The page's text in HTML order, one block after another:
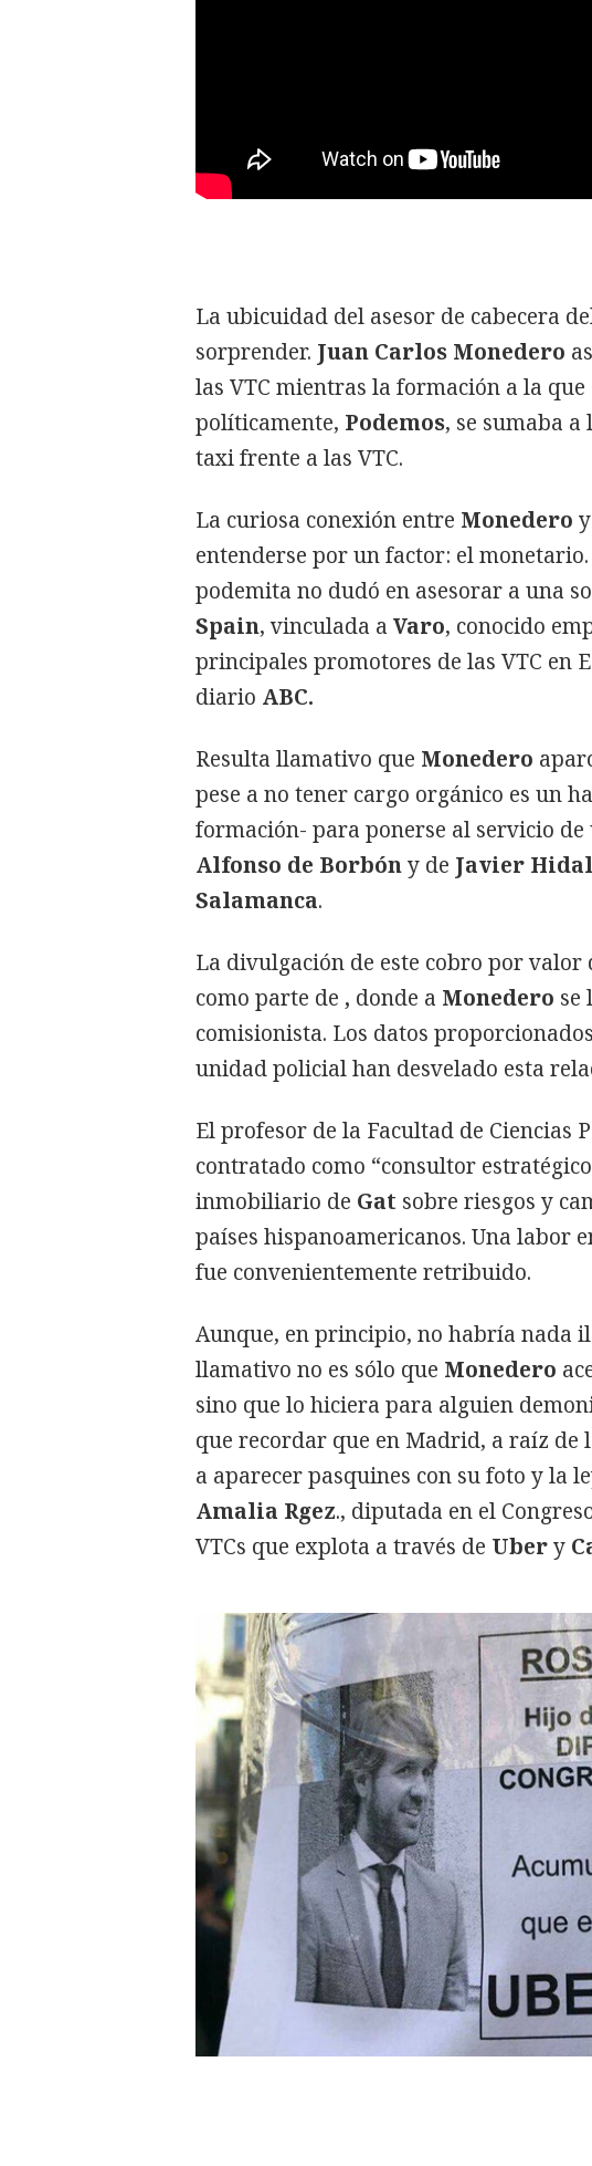
La ubicuidad del asesor de cabecera
sorprender. Juan Carlos Monedero
las VTC mientras la formación a la
políticamente, Podemos, se sumaba
taxi frente a las VTC.
La curiosa conexión entre Monedero y
entenderse por un factor: el
podemita no dudó en asesorar a una
Spain, vinculada a Varo, conocido
principales promotores de las VTC en
diario ABC.
Resulta llamativo que Monedero
pese a no tener cargo orgánico es un
formación- para ponerse al servicio
Alfonso de Borbóny de Javier
Salamanca.
La divulgación de este cobro por valor
como parte de , donde a Monedero se
comisionista. Los datos
unidad policial han desvelado esta
El profesor de la Facultad de Ciencias
contratado como “consultor
inmobiliario de Gat sobre riesgos y
países hispanoamericanos. Una labor
fue convenientemente retribuido.
Aunque, en principio, no habría nada
llamativo no es sólo que Monedero
sino que lo hiciera para alguien
que recordar que en Madrid, a raíz de
a aparecer pasquines con su foto y la
Amalia Rgez., diputada en el
VTCs que explota a través de Ubery